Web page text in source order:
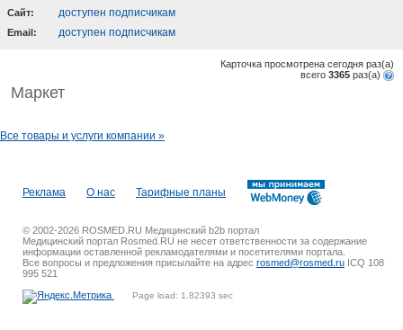
Cайт: доступен подписчикам
Email: доступен подписчикам
Карточка просмотрена сегодня раз(a)
всего 3365 раз(a)
Маркет
Все товары и услуги компании »
Реклама О нас Тарифные планы
© 2002-2026 ROSMED.RU Медицинский b2b портал
Медицинский портал Rosmed.RU не несет ответственности за содержание
информации оставленной рекламодателями и посетителями портала.
Все вопросы и предложения присылайте на адрес rosmed@rosmed.ru ICQ 108
995 521
Page load: 1.82393 sec